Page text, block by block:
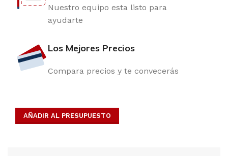
Nuestro equipo esta listo para
ayudarte
Los Mejores Precios
Compara precios y te convecerás
AÑADIR AL PRESUPUESTO